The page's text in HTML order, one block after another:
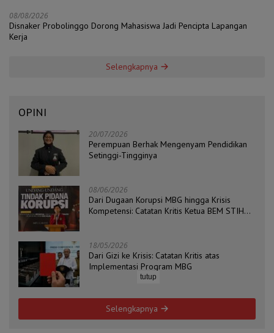
08/08/2026
Disnaker Probolinggo Dorong Mahasiswa Jadi Pencipta Lapangan
Kerja
Selengkapnya
OPINI
20/07/2026
Perempuan Berhak Mengenyam Pendidikan
Setinggi-Tingginya
08/06/2026
Dari Dugaan Korupsi MBG hingga Krisis
Kompetensi: Catatan Kritis Ketua BEM STIH
18/05/2026
Dari Gizi ke Krisis: Catatan Kritis atas
Implementasi Program MBG
Selengkapnya
tutup